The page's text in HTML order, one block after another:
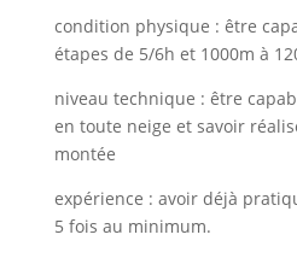
condition physique : être
étapes de 5/6h et 1000m à
niveau technique : être
en toute neige et savoir
montée
expérience : avoir déjà
5 fois au minimum.